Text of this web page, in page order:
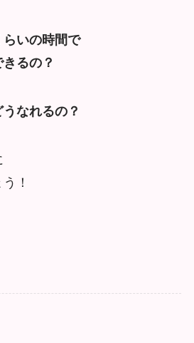
らいの時間で
るの？
なれるの？
！